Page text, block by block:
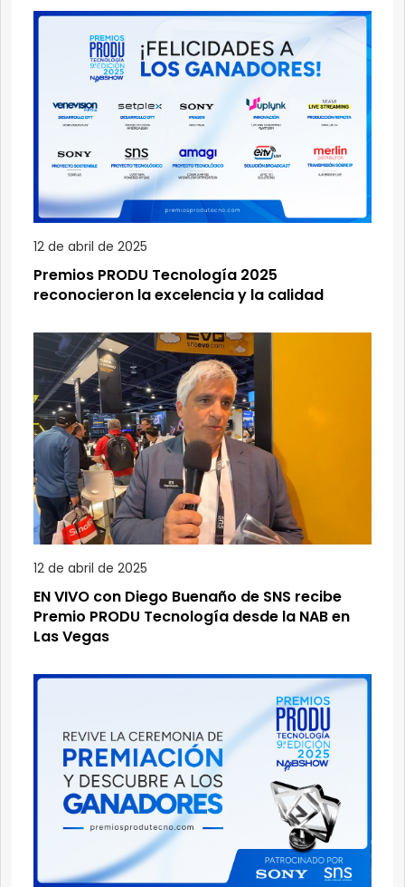
12 de abril de 2025
Premios PRODU Tecnología 2025
reconocieron la excelencia y la calidad
12 de abril de 2025
EN VIVO con Diego Buenaño de SNS recibe
Premio PRODU Tecnología desde la NAB en
Las Vegas